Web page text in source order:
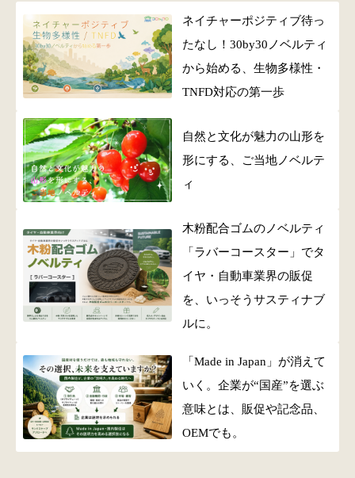
ネイチャーポジティブ待っ
たなし！30by30ノベルティ
から始める、生物多様性・
TNFD対応の第一歩
自然と文化が魅力の山形を
形にする、ご当地ノベルテ
ィ
木粉配合ゴムのノベルティ
「ラバーコースター」でタ
イヤ・自動車業界の販促
を、いっそうサスティナブ
ルに。
「Made in Japan」が消えて
いく。企業が“国産”を選ぶ
意味とは、販促や記念品、
OEMでも。